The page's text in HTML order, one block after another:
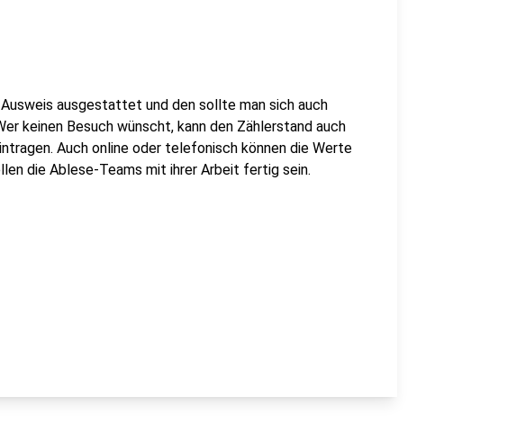
ausgestattet und den sollte man sich auch
keinen Besuch wünscht, kann den Zählerstand auch
Auch online oder telefonisch können die Werte
die Ablese-Teams mit ihrer Arbeit fertig sein.